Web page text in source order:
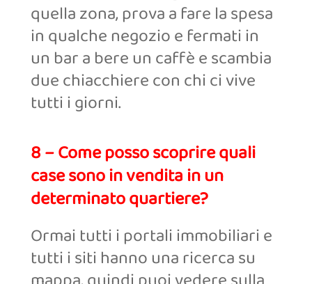
quella zona, prova a fare la spesa
in qualche negozio e fermati in
un bar a bere un caffè e scambia
due chiacchiere con chi ci vive
tutti i giorni.
8 – Come posso scoprire quali
case sono in vendita in un
determinato quartiere?
Ormai tutti i portali immobiliari e
tutti i siti hanno una ricerca su